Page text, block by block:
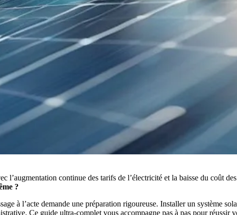
l’augmentation continue des tarifs de l’électricité et la baisse du coût
?
à l’acte demande une préparation rigoureuse. Installer un système
Ce guide ultra-complet vous accompagne pas à pas pour